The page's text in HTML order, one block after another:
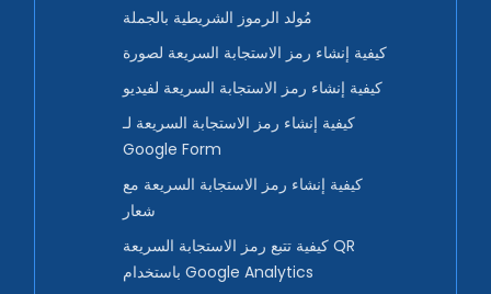
مُولد الرموز الشريطية بالجملة
كيفية إنشاء رمز الاستجابة السريعة لصورة
كيفية إنشاء رمز الاستجابة السريعة لفيديو
كيفية إنشاء رمز الاستجابة السريعة لـ
Google Form
كيفية إنشاء رمز الاستجابة السريعة مع
شعار
كيفية تتبع رمز الاستجابة السريعة QR
باستخدام Google Analytics